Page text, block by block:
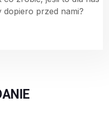
dopiero przed nami?